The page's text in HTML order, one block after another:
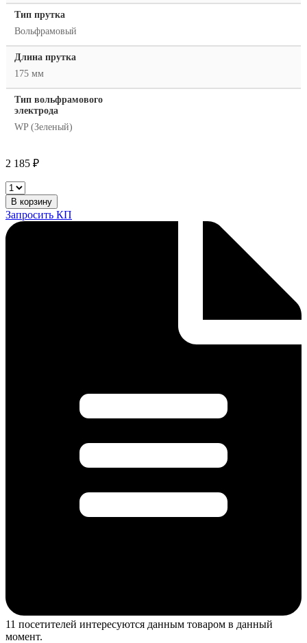
Тип прутка
Вольфрамовый
Длина прутка
175 мм
Тип вольфрамового
электрода
WP (Зеленый)
2 185 ₽
Aurora
Электрод
вольфрамовый
WP
d.2,4x175mm
В корзину
Запросить КП
11 посетителей интересуются данным товаром в данный
момент.